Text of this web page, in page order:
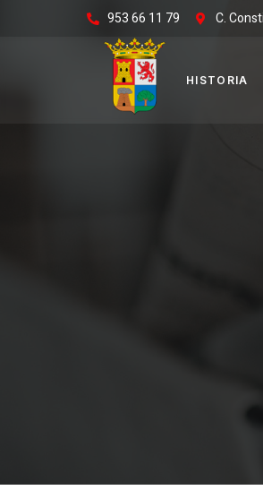
953 66 11 79 C.
HISTORIA